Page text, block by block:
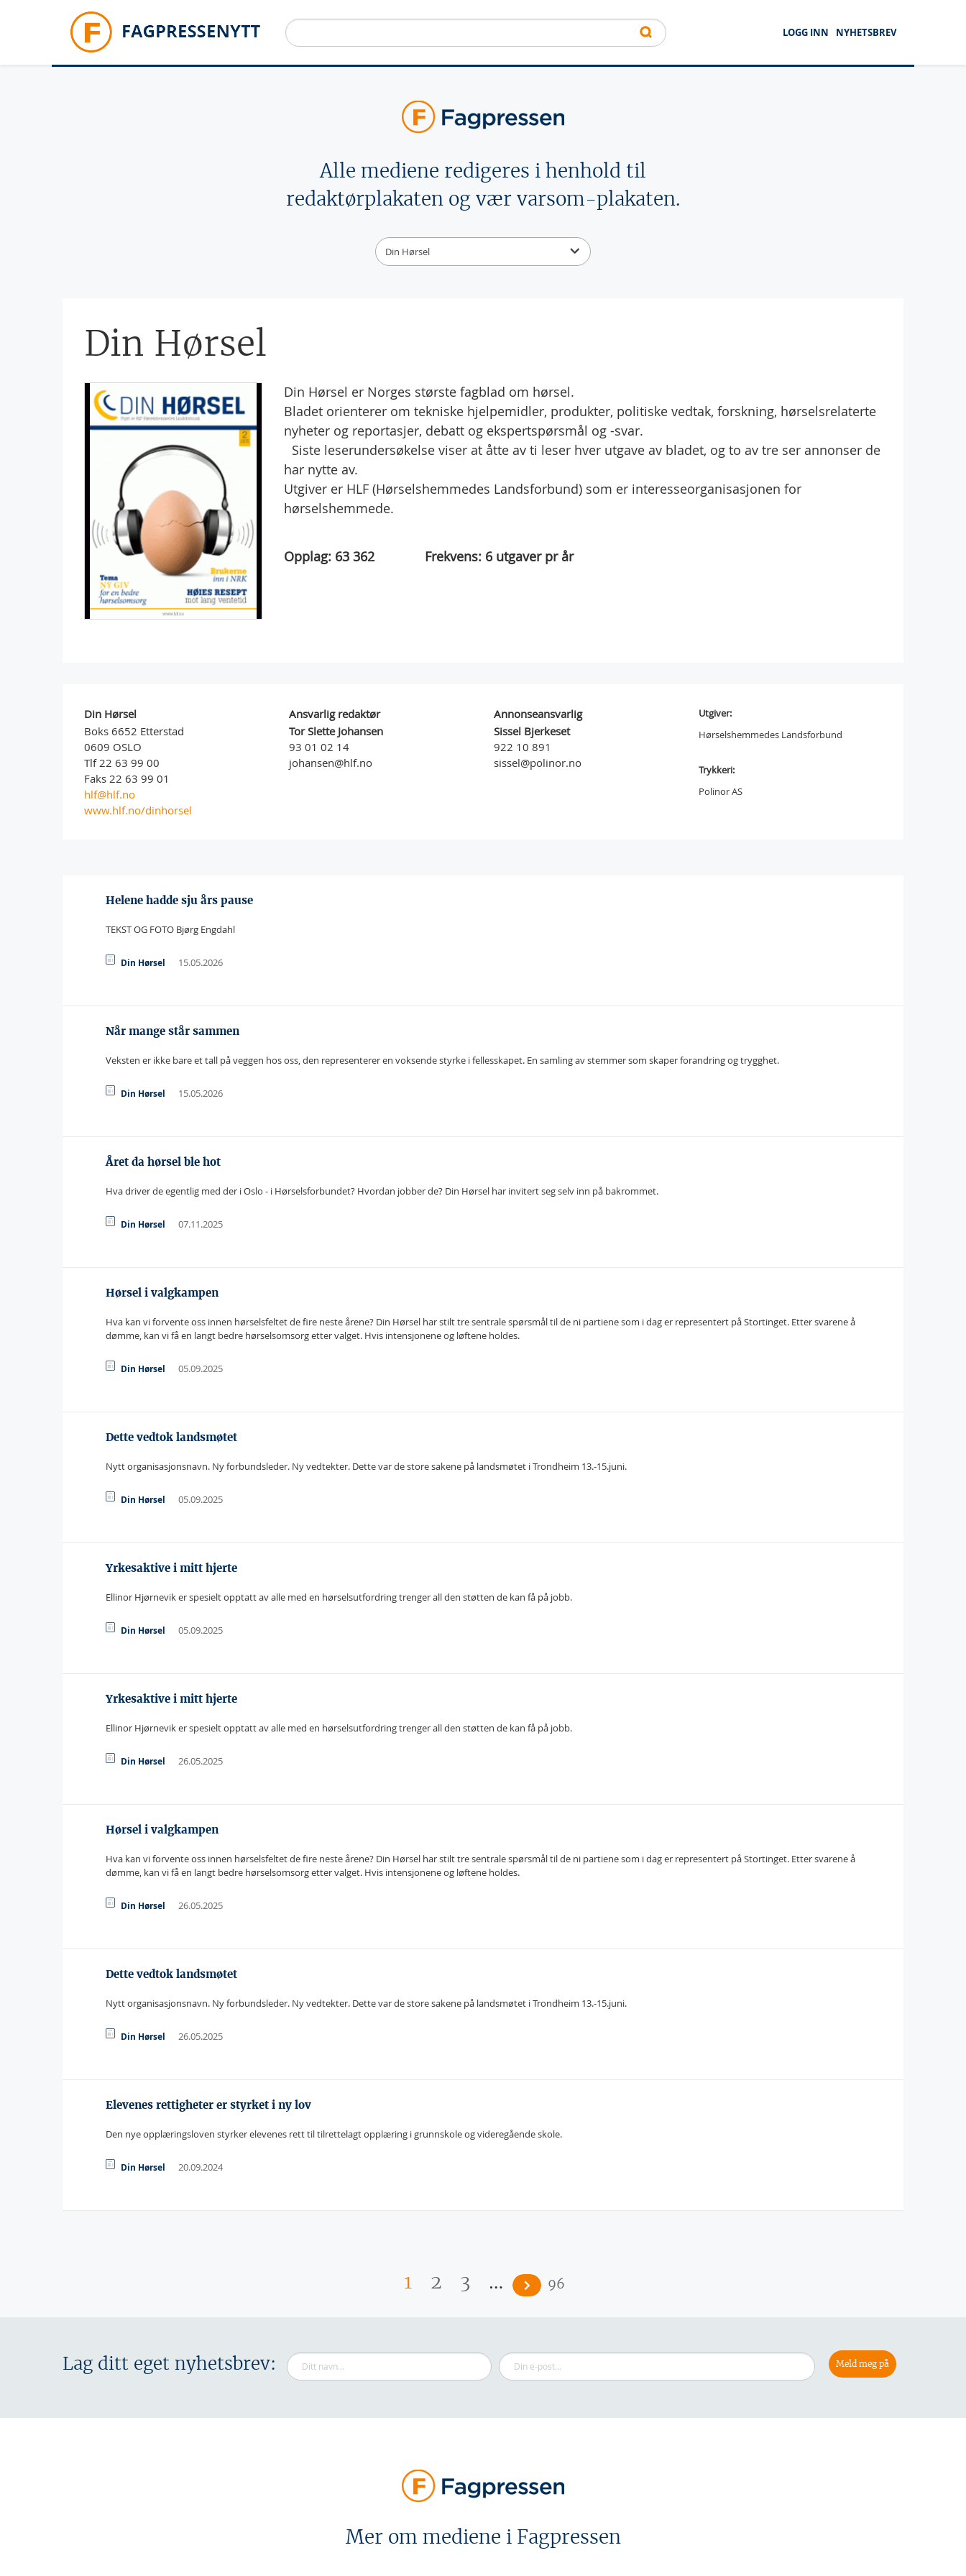
LOGG INN
NYHETSBREV
Alle mediene redigeres i henhold til
redaktørplakaten og vær varsom-plakaten.
Din Hørsel
Din Hørsel
Din Hørsel er Norges største fagblad om hørsel.
Bladet orienterer om tekniske hjelpemidler, produkter, politiske vedtak, forskning, hørselsrelaterte
nyheter og reportasjer, debatt og ekspertspørsmål og -svar.
Siste leserundersøkelse viser at åtte av ti leser hver utgave av bladet, og to av tre ser annonser de
har nytte av.
Utgiver er HLF (Hørselshemmedes Landsforbund) som er interesseorganisasjonen for
hørselshemmede.
Opplag: 63 362 Frekvens: 6 utgaver pr år
Din Hørsel
Boks 6652 Etterstad
0609 OSLO
Tlf 22 63 99 00
Faks 22 63 99 01
hlf@hlf.no
www.hlf.no/dinhorsel
Ansvarlig redaktør
Tor Slette Johansen
93 01 02 14
johansen@hlf.no
Annonseansvarlig
Sissel Bjerkeset
922 10 891
sissel@polinor.no
Utgiver:
Hørselshemmedes Landsforbund
Trykkeri:
Polinor AS
Helene hadde sju års pause
TEKST OG FOTO Bjørg Engdahl
Din Hørsel 15.05.2026
Når mange står sammen
Veksten er ikke bare et tall på veggen hos oss, den representerer en voksende styrke i fellesskapet. En samling av stemmer som skaper forandring og trygghet.
Din Hørsel 15.05.2026
Året da hørsel ble hot
Hva driver de egentlig med der i Oslo - i Hørselsforbundet? Hvordan jobber de? Din Hørsel har invitert seg selv inn på bakrommet.
Din Hørsel 07.11.2025
Hørsel i valgkampen
Hva kan vi forvente oss innen hørselsfeltet de fire neste årene? Din Hørsel har stilt tre sentrale spørsmål til de ni partiene som i dag er representert på Stortinget. Etter svarene å
dømme, kan vi få en langt bedre hørselsomsorg etter valget. Hvis intensjonene og løftene holdes.
Din Hørsel 05.09.2025
Dette vedtok landsmøtet
Nytt organisasjonsnavn. Ny forbundsleder. Ny vedtekter. Dette var de store sakene på landsmøtet i Trondheim 13.-15.juni.
Din Hørsel 05.09.2025
Yrkesaktive i mitt hjerte
Ellinor Hjørnevik er spesielt opptatt av alle med en hørselsutfordring trenger all den støtten de kan få på jobb.
Din Hørsel 05.09.2025
Yrkesaktive i mitt hjerte
Ellinor Hjørnevik er spesielt opptatt av alle med en hørselsutfordring trenger all den støtten de kan få på jobb.
Din Hørsel 26.05.2025
Hørsel i valgkampen
Hva kan vi forvente oss innen hørselsfeltet de fire neste årene? Din Hørsel har stilt tre sentrale spørsmål til de ni partiene som i dag er representert på Stortinget. Etter svarene å
dømme, kan vi få en langt bedre hørselsomsorg etter valget. Hvis intensjonene og løftene holdes.
Din Hørsel 26.05.2025
Dette vedtok landsmøtet
Nytt organisasjonsnavn. Ny forbundsleder. Ny vedtekter. Dette var de store sakene på landsmøtet i Trondheim 13.-15.juni.
Din Hørsel 26.05.2025
Elevenes rettigheter er styrket i ny lov
Den nye opplæringsloven styrker elevenes rett til tilrettelagt opplæring i grunnskole og videregående skole.
Din Hørsel 20.09.2024
1 2 3 … 96
Lag ditt eget nyhetsbrev:
Mer om mediene i Fagpressen